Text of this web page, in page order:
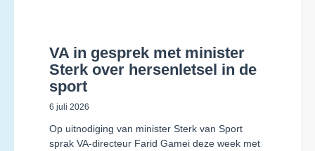
VA in gesprek met minister
Sterk over hersenletsel in de
sport
6 juli 2026
Op uitnodiging van minister Sterk van Sport
sprak VA-directeur Farid Gamei deze week met